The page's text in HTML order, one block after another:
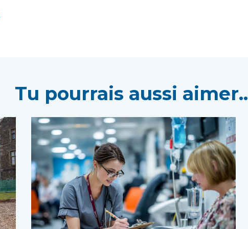
Tu pourrais aussi